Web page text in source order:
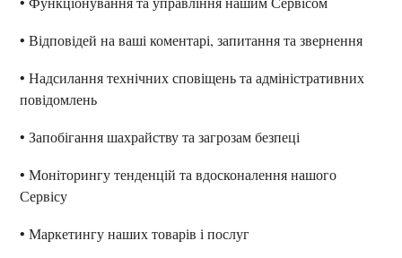
• Відповідей на ваші коментарі, запитання та звернення
• Надсилання технічних сповіщень та адміністративних
повідомлень
• Запобігання шахрайству та загрозам безпеці
• Моніторингу тенденцій та вдосконалення нашого
Сервісу
• Маркетингу наших товарів і послуг